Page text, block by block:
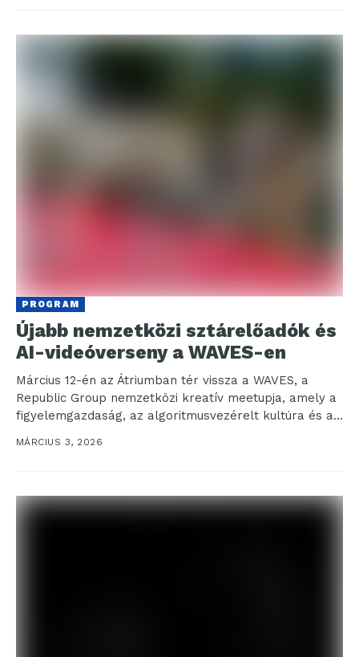
PROGRAM
Újabb nemzetközi sztárelőadók és
AI-videóverseny a WAVES-en
Március 12-én az Átriumban tér vissza a WAVES, a
Republic Group nemzetközi kreatív meetupja, amely a
figyelemgazdaság, az algoritmusvezérelt kultúra és az
MÁRCIUS 3, 2026